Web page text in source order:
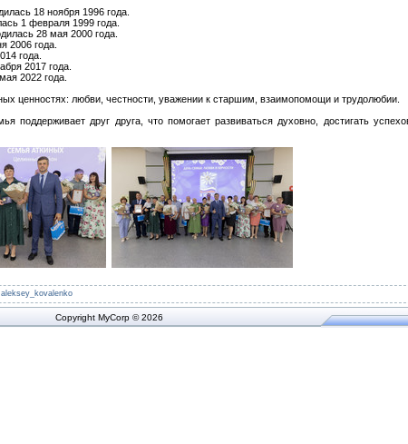
18 ноября 1996 года.
1 февраля 1999 года.
28 мая 2000 года.
2006 года.
года.
2017 года.
2022 года.
ценностях: любви, честности, уважении к старшим, взаимопомощи и трудолюбии.
поддерживает друг друга, что помогает развиваться духовно, достигать
aleksey_kovalenko
Copyright MyCorp © 2026